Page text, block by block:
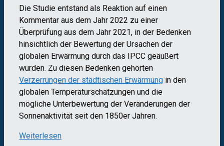
Die Studie entstand als Reaktion auf einen
Kommentar aus dem Jahr 2022 zu einer
Überprüfung aus dem Jahr 2021, in der Bedenken
hinsichtlich der Bewertung der Ursachen der
globalen Erwärmung durch das IPCC geäußert
wurden. Zu diesen Bedenken gehörten
Verzerrungen der städtischen Erwärmung in den
globalen Temperaturschätzungen und die
mögliche Unterbewertung der Veränderungen der
Sonnenaktivität seit den 1850er Jahren.
Weiterlesen